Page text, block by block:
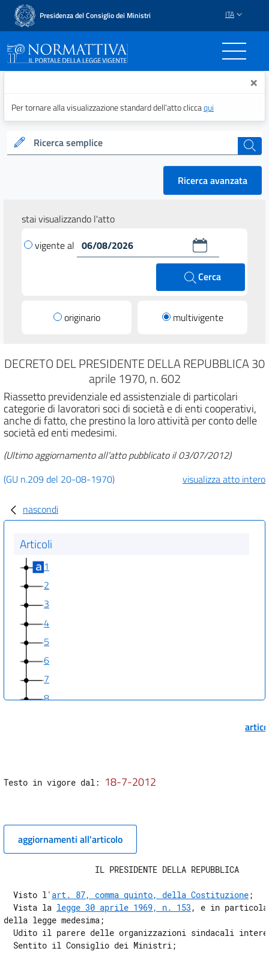
Presidenza del Consiglio dei Ministri ITA
Normattiva - Il portale ×
Per tornare alla visualizzazione standard dell’atto cliccaqui
Ricerca semplice cerca
Ricerca avanzata
stai visualizzando l'atto
vigente al
Cerca
originario multivigente
DECRETO DEL PRESIDENTE DELLA REPUBBLICA 30
aprile 1970, n. 602
Riassetto previdenziale ed assistenziale di particolari
categorie di lavoratori soci di società e di enti cooperativi,
anche di fatto, che prestino la loro attività per conto delle
società ed enti medesimi.
(Ultimo aggiornamento all'atto pubblicato il 03/07/2012)
(GU n.209 del 20-08-1970)
visualizza atto intero
nascondi
Articoli
1
2
3
4
5
6
7
8
Testo in vigore dal: 18-7-2012
aggiornamenti all'articolo
                   IL PRESIDENTE DELLA REPUBBLICA
  Visto l'
art. 87, comma quinto, della Costituzione;
  Vista la
legge 30 aprile 1969, n. 153 , e in
della legge medesima;
Udito il parere delle organizzazioni sindacali
  Sentito il Consiglio dei Ministri;